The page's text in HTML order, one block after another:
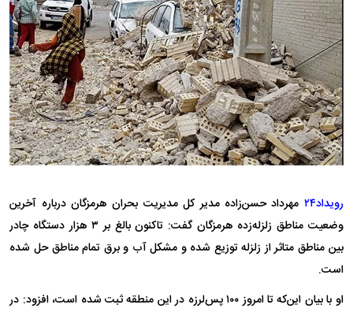
رویداد۲۴
مهرداد حسن‌زاده مدیر کل مدیریت بحران هرمزگان درباره آخرین
وضعیت مناطق زلزله‌زده هرمزگان گفت: تاکنون بالغ بر ۳ هزار دستگاه چادر
بین مناطق متاثر از زلزله توزیع شده و مشکل آب و برق تمام مناطق حل شده
است.
او با بیان این‌که تا امروز ۱۰۰ پس‌لرزه در این منطقه ثبت شده است، افزود: در